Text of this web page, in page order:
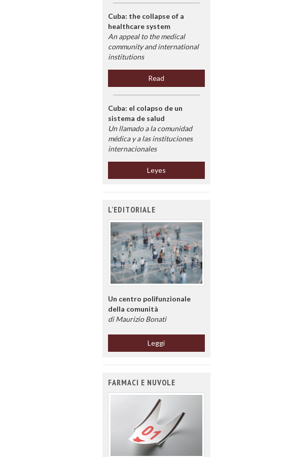
Cuba: the collapse of a
healthcare system
An appeal to the medical
community and international
institutions
Read
Cuba: el colapso de un
sistema de salud
Un llamado a la comunidad
médica y a las instituciones
internacionales
Leyes
L'EDITORIALE
Un centro polifunzionale
della comunità
di Maurizio Bonati
Leggi
FARMACI E NUVOLE